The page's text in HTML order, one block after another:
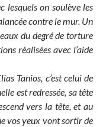
lesquels on soulève les
contre le mur. Un
du degré de torture
réalisées avec l’aide
Tanios, c’est celui de
est redressée, sa tête
vers la tête, et au
vos yeux vont sortir de